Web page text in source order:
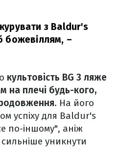
з Baldur's
божевіллям, –
культовість BG 3 ляже
на плечі будь-кого,
. На його
успіху для Baldur's
по-іншому", аніж
уникнути